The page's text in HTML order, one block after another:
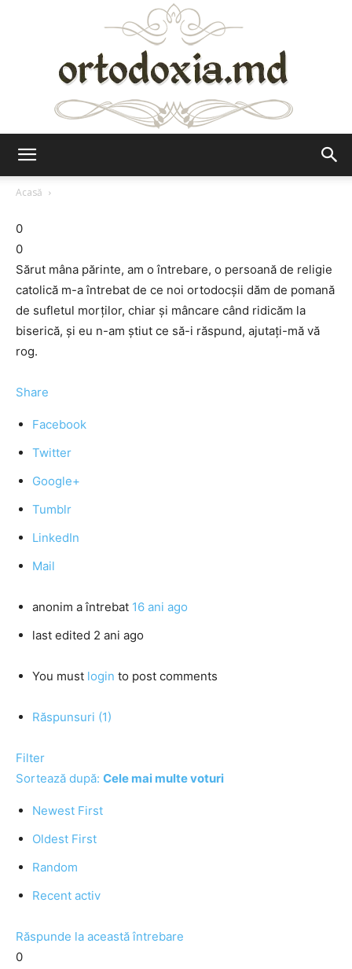
Acasă
0
0
Sărut mâna părinte, am o întrebare, o persoană de religie
catolică m-a întrebat de ce noi ortodocșii dăm de pomană
de sufletul morților, chiar și mâncare când ridicăm la
biserică, și eu n-am știut ce să-i răspund, ajutați-mă vă
rog.
Share
Facebook
Twitter
Google+
Tumblr
LinkedIn
Mail
anonim a întrebat 16 ani ago
last edited 2 ani ago
You must login to post comments
Răspunsuri (1)
Filter
Sortează după: Cele mai multe voturi
Newest First
Oldest First
Random
Recent activ
Răspunde la această întrebare
0